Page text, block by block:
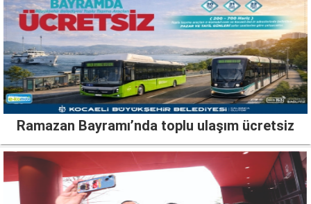
Ramazan Bayramı’nda toplu ulaşım ücretsiz